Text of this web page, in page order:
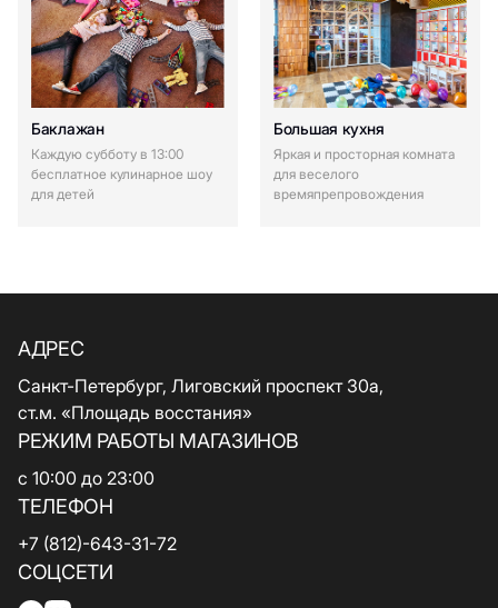
Баклажан
Каждую субботу в 13:00
бесплатное кулинарное шоу
для детей
Большая кухня
Яркая и просторная комната
для веселого
времяпрепровождения
АДРЕС
Санкт-Петербург, Лиговский проспект 30а,
ст.м. «Площадь восстания»
РЕЖИМ РАБОТЫ МАГАЗИНОВ
с 10:00 до 23:00
ТЕЛЕФОН
+7 (812)-643-31-72
СОЦСЕТИ